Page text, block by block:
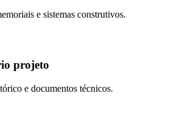
e sistemas construtivos.
projeto
e documentos técnicos.